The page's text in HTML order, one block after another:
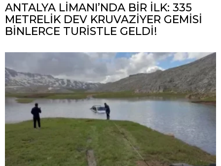
ANTALYA LİMANI’NDA BİR İLK: 335
METRELİK DEV KRUVAZİYER GEMİSİ
BİNLERCE TURİSTLE GELDİ!